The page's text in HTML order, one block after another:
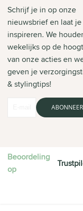
Schrijf je in op onze
nieuwsbrief en laat je
inspireren. We
wekelijks op de
van onze acties en
geven je
& stylingtips!
ABONNEER
Beoordeling
op